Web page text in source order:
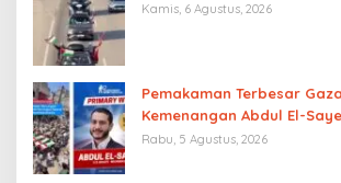
Kamis, 6 Agustus, 2026
Pemakaman Terbesar
Kemenangan Abdul El-
Rabu, 5 Agustus, 2026